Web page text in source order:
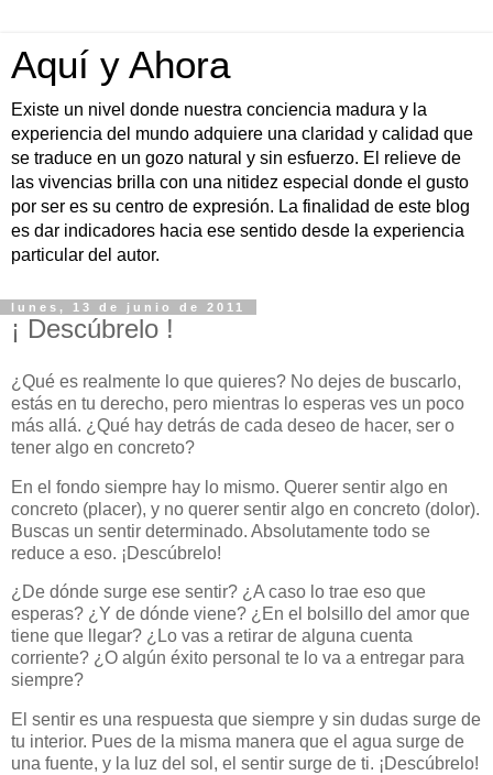
Aquí y Ahora
Existe un nivel donde nuestra conciencia madura y la
experiencia del mundo adquiere una claridad y calidad que
se traduce en un gozo natural y sin esfuerzo. El relieve de
las vivencias brilla con una nitidez especial donde el gusto
por ser es su centro de expresión. La finalidad de este blog
es dar indicadores hacia ese sentido desde la experiencia
particular del autor.
lunes, 13 de junio de 2011
¡ Descúbrelo !
¿Qué es realmente lo que quieres? No dejes de buscarlo,
estás en tu derecho, pero mientras lo esperas ves un poco
más allá. ¿Qué hay detrás de cada deseo de hacer, ser o
tener algo en concreto?
En el fondo siempre hay lo mismo. Querer sentir algo en
concreto (placer), y no querer sentir algo en concreto (dolor).
Buscas un sentir determinado. Absolutamente todo se
reduce a eso. ¡Descúbrelo!
¿De dónde surge ese sentir? ¿A caso lo trae eso que
esperas? ¿Y de dónde viene? ¿En el bolsillo del amor que
tiene que llegar? ¿Lo vas a retirar de alguna cuenta
corriente? ¿O algún éxito personal te lo va a entregar para
siempre?
El sentir es una respuesta que siempre y sin dudas surge de
tu interior. Pues de la misma manera que el agua surge de
una fuente, y la luz del sol, el sentir surge de ti. ¡Descúbrelo!